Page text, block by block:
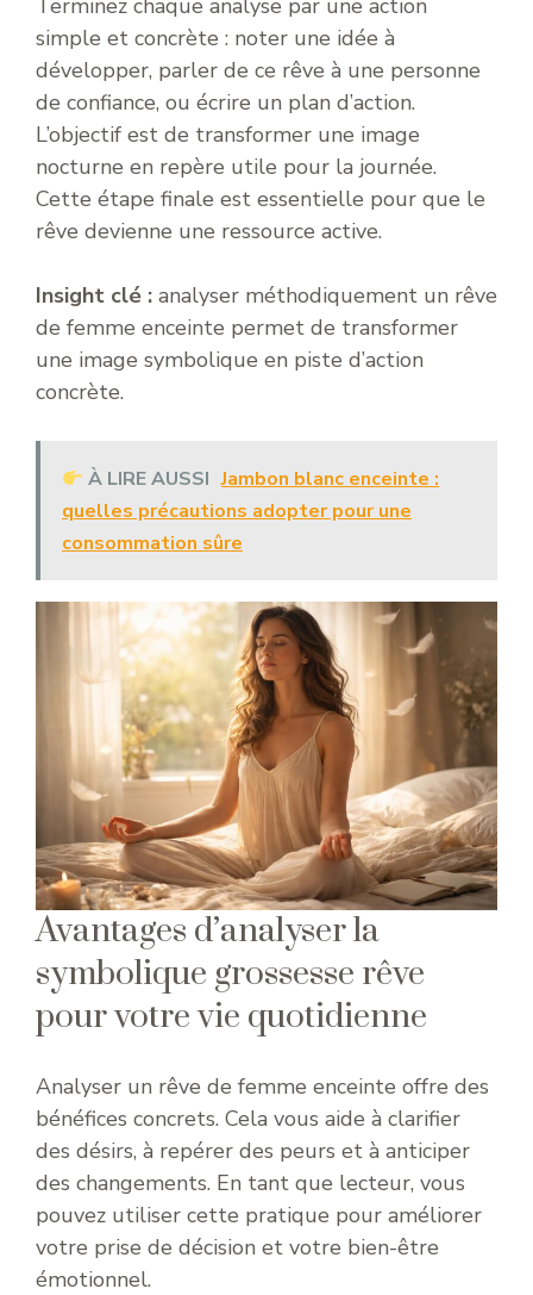
Terminez chaque analyse par une action
simple et concrète : noter une idée à
développer, parler de ce rêve à une personne
de confiance, ou écrire un plan d’action.
L’objectif est de transformer une image
nocturne en repère utile pour la journée.
Cette étape finale est essentielle pour que le
rêve devienne une ressource active.
Insight clé : analyser méthodiquement un rêve
de femme enceinte permet de transformer
une image symbolique en piste d’action
concrète.
À LIRE AUSSI Jambon blanc enceinte :
quelles précautions adopter pour une
consommation sûre
Avantages d’analyser la
symbolique grossesse rêve
pour votre vie quotidienne
Analyser un rêve de femme enceinte offre des
bénéfices concrets. Cela vous aide à clarifier
des désirs, à repérer des peurs et à anticiper
des changements. En tant que lecteur, vous
pouvez utiliser cette pratique pour améliorer
votre prise de décision et votre bien-être
émotionnel.